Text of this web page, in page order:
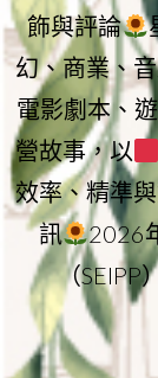
飾與評論
幻、商業、
電影劇本、
營故事，以
效率、精準
訊
2026
（SEIPP